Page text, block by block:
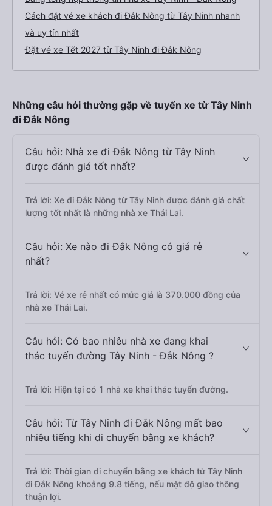
Cách đặt vé xe khách đi Đắk Nông từ Tây Ninh nhanh
và uy tín nhất
Đặt vé xe Tết 2027 từ Tây Ninh đi Đắk Nông
Những câu hỏi thường gặp về tuyến xe từ Tây Ninh
đi Đắk Nông
Câu hỏi: Nhà xe đi Đắk Nông từ Tây Ninh
được đánh giá tốt nhất?
Trả lời: Xe đi Đắk Nông từ Tây Ninh được đánh giá chất
lượng tốt nhất là những nhà xe Thái Lai.
Câu hỏi: Xe nào đi Đắk Nông có giá rẻ
nhất?
Trả lời: Vé xe rẻ nhất có mức giá là 370.000 đồng của
nhà xe Thái Lai.
Câu hỏi: Có bao nhiêu nhà xe đang khai
thác tuyến đường Tây Ninh - Đắk Nông ?
Trả lời: Hiện tại có 1 nhà xe khai thác tuyến đường.
Câu hỏi: Từ Tây Ninh đi Đắk Nông mất bao
nhiêu tiếng khi di chuyển bằng xe khách?
Trả lời: Thời gian di chuyển bằng xe khách từ Tây Ninh
đi Đắk Nông khoảng 9.8 tiếng, nếu mật độ giao thông
thuận lợi.